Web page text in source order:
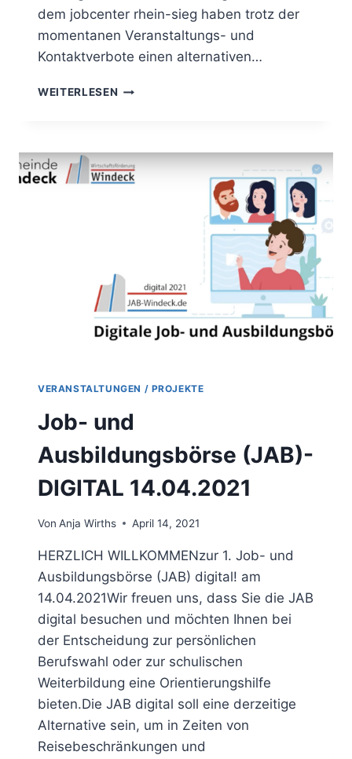
dem jobcenter rhein-sieg haben trotz der
momentanen Veranstaltungs- und
Kontaktverbote einen alternativen…
WEITERLESEN
VERANSTALTUNGEN / PROJEKTE
Job- und
Ausbildungsbörse (JAB)-
DIGITAL 14.04.2021
Von Anja Wirths April 14, 2021
HERZLICH WILLKOMMENzur 1. Job- und
Ausbildungsbörse (JAB) digital! am
14.04.2021Wir freuen uns, dass Sie die JAB
digital besuchen und möchten Ihnen bei
der Entscheidung zur persönlichen
Berufswahl oder zur schulischen
Weiterbildung eine Orientierungshilfe
bieten.Die JAB digital soll eine derzeitige
Alternative sein, um in Zeiten von
Reisebeschränkungen und